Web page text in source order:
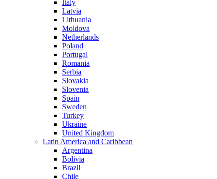
Italy
Latvia
Lithuania
Moldova
Netherlands
Poland
Portugal
Romania
Serbia
Slovakia
Slovenia
Spain
Sweden
Turkey
Ukraine
United Kingdom
Latin America and Caribbean
Argentina
Bolivia
Brazil
Chile